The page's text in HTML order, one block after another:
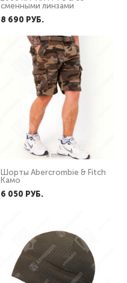
сменными линзами
8 690 PУБ.
Шорты Abercrombie & Fitch
Камо
6 050 PУБ.